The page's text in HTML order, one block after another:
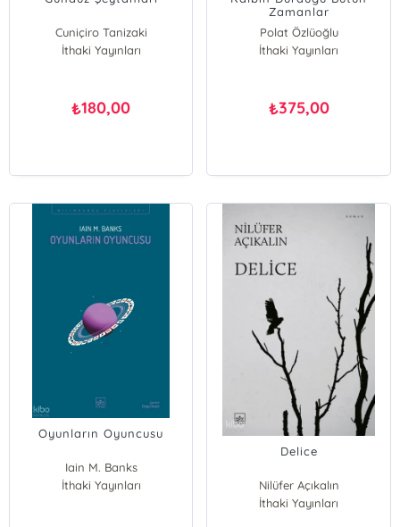
Cuniçiro Tanizaki
İthaki Yayınları
₺180,00
Zamanlar
Polat Özlüoğlu
İthaki Yayınları
₺375,00
Oyunların Oyuncusu
Iain M. Banks
İthaki Yayınları
Delice
Nilüfer Açıkalın
İthaki Yayınları